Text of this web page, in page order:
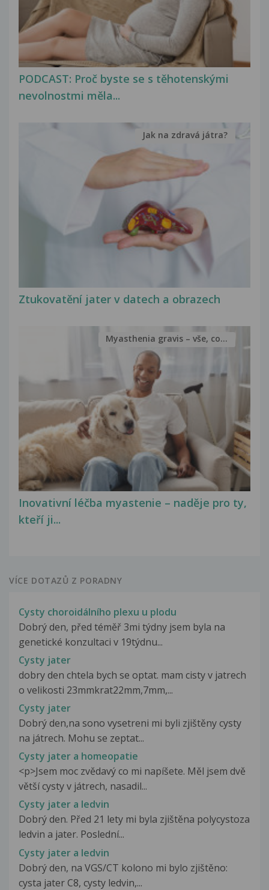
PODCAST: Proč byste se s těhotenskými
nevolnostmi měla...
Ztukovatění jater v datech a obrazech
Jak na zdravá játra?
Inovativní léčba myastenie – naděje pro ty,
kteří ji...
Myasthenia gravis – vše, co...
VÍCE DOTAZŮ Z PORADNY
Cysty choroidálního plexu u plodu
Dobrý den, před téměř 3mi týdny jsem byla na
genetické konzultaci v 19týdnu...
Cysty jater
dobry den chtela bych se optat. mam cisty v jatrech
o velikosti 23mmkrat22mm,7mm,...
Cysty jater
Dobrý den,na sono vysetreni mi byli zjištěny cysty
na játrech. Mohu se zeptat...
Cysty jater a homeopatie
<p>Jsem moc zvědavý co mi napíšete. Měl jsem dvě
větší cysty v játrech, nasadil...
Cysty jater a ledvin
Dobrý den. Před 21 lety mi byla zjištěna polycystoza
ledvin a jater. Poslední...
Cysty jater a ledvin
Dobrý den, na VGS/CT kolono mi bylo zjištěno:
cysta jater C8, cysty ledvin,...